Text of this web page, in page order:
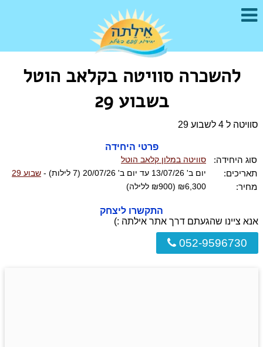
להשכרה סוויטה בקלאב הוטל
בשבוע 29
סוויטה ל 4 לשבוע 29
פרטי היחידה
סוג היחידה:
סוויטה במלון קלאב הוטל
תאריכים: יום ב' 13/07/26 עד יום ב' 20/07/26 (7 לילות) - שבוע 29
מחיר: ₪6,300 (₪900 ללילה)
התקשרו ליצחק
אנא ציינו שהגעתם דרך אתר אילתה :)
052-9596730